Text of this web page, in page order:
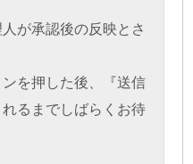
が承認後の反映とさ
を押した後、『送信
るまでしばらくお待